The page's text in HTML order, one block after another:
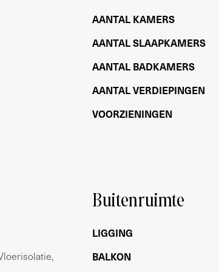
samengesteld. Onzerzijds
voor enige onvolledigheid,
zijn de NVM voorwaarden.
AANTAL KAMERS
AANTAL SLAAPKAMERS
AANTAL BADKAMERS
AANTAL VERDIEPINGEN
VOORZIENINGEN
Buitenruimte
LIGGING
BALKON